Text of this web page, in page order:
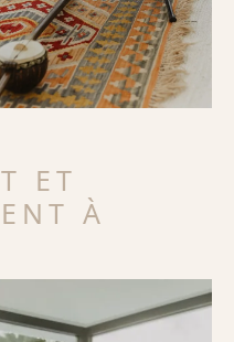
ET
À